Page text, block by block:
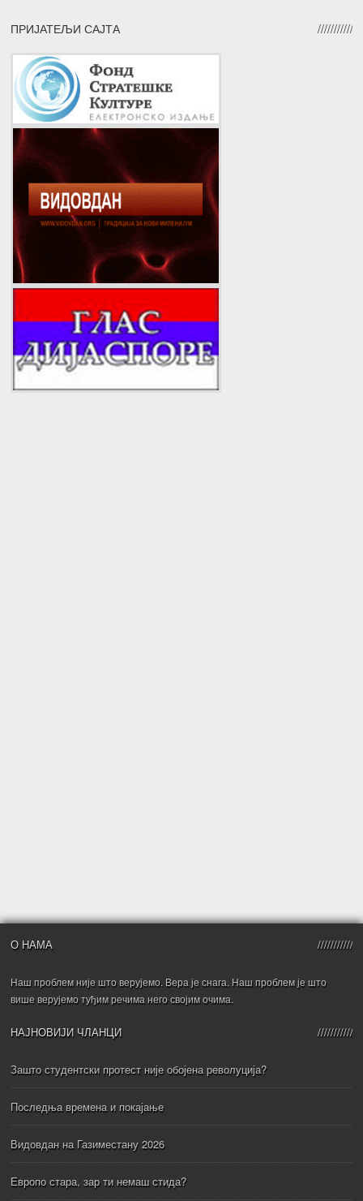
ПРИЈАТЕЉИ САЈТА
О НАМА
Наш проблем није што верујемо. Вера је снага. Наш проблем је што
више верујемо туђим речима него својим очима.
НАЈНОВИЈИ ЧЛАНЦИ
Зашто студентски протест није обојена револуција?
Последња времена и покајање
Видовдан на Газиместану 2026
Европо стара, зар ти немаш стида?